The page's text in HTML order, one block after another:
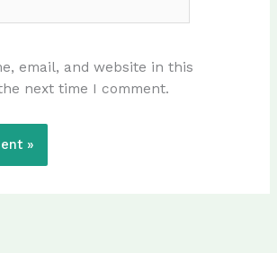
email, and website in this
next time I comment.